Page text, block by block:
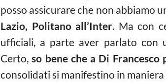
posso assicurare che non abbiamo
Lazio, Politano all’Inter. Ma con
ufficiali, a parte aver parlato con
Certo,so bene che a Di Francesco
consolidati si manifestino in maniera